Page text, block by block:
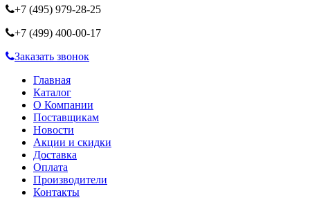
+7 (495) 979-28-25
+7 (499) 400-00-17
Заказать звонок
Главная
Каталог
О Компании
Поставщикам
Новости
Акции и скидки
Доставка
Оплата
Производители
Контакты